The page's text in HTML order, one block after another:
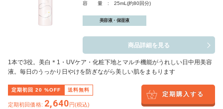
容 量 : 25mL(約80回分)
美容液・保湿液
商品詳細を見る
1本で3役。美白 ＊1 ・UVケア・化粧下地とマルチ機能がうれしい日中用美容
液。毎日のうっかり日やけを防ぎながら美しい肌をまもります
定期初回 20 %OFF 送料無料
定期初回価格: 2,640円(税込)
定期購入する